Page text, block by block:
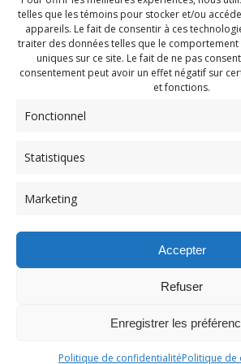
telles que les témoins pour stocker et/ou
appareils. Le fait de consentir à ces
traiter des données telles que le comportement
uniques sur ce site. Le fait de ne pas
consentement peut avoir un effet négatif sur
et fonctions.
Fonctionnel
Statistiques
Marketing
Accepter
Refuser
Enregistrer les
Politique de confidentialitéPolitique de
Navigation
de
l'article
Previous
PDG aout 2023 (14)
© 2026 Maison des Jeunes de